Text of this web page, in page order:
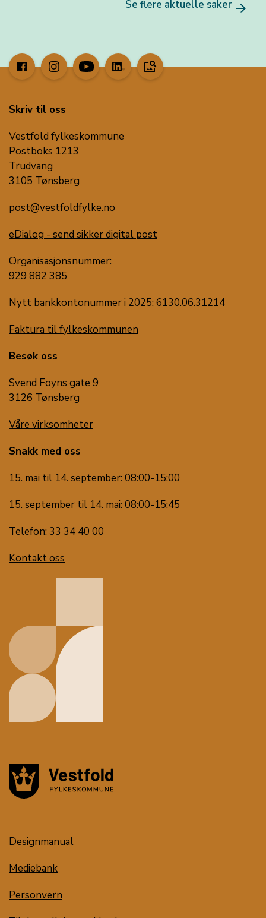
Se flere aktuelle saker arrow_forward
image_search
Skriv til oss
Vestfold fylkeskommune
Postboks 1213
Trudvang
3105 Tønsberg
post@vestfoldfylke.no
eDialog - send sikker digital post
Organisasjonsnummer:
929 882 385
Nytt bankkontonummer i 2025: 6130.06.31214
Faktura til fylkeskommunen
Besøk oss
Svend Foyns gate 9
3126 Tønsberg
Våre virksomheter
Snakk med oss
15. mai til 14. september: 08:00-15:00
15. september til 14. mai: 08:00-15:45
Telefon: 33 34 40 00
Kontakt oss
Designmanual
Mediebank
Personvern